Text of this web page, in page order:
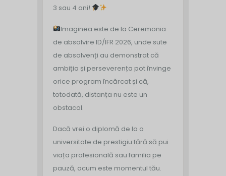
3 sau 4 ani!
Imaginea este de la Ceremonia
de absolvire ID/IFR 2026, unde sute
de absolvenți au demonstrat că
ambiția și perseverența pot învinge
orice program încărcat și că,
totodată, distanța nu este un
obstacol.
Dacă vrei o diplomă de la o
universitate de prestigiu fără să pui
viața profesională sau familia pe
pauză, acum este momentul tău.